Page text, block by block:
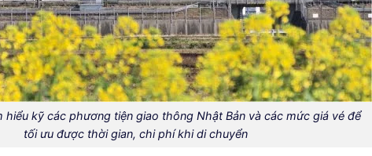
hiểu kỹ các phương tiện giao thông Nhật Bản và các mức giá vé để
tối ưu được thời gian, chi phí khi di chuyển